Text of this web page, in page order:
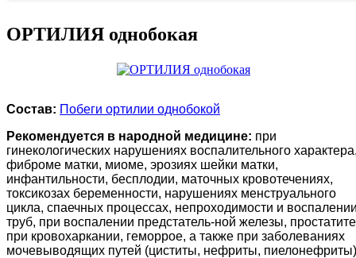
ОРТИЛИЯ однобокая
Состав: Побеги ортилии однобокой
Рекомендуется в народной медицине: при
гинекологических нарушениях воспалительного
фиброме матки, миоме, эрозиях шейки матки,
инфантильности, бесплодии, маточных кровотечениях,
токсикозах беременности, нарушениях менструального
цикла, спаечных процессах, непроходимости и
труб, при воспалении предстатель-ной железы,
при кровохаркании, геморрое, а также при заболеваниях
мочевыводящих путей (циститы, нефриты,